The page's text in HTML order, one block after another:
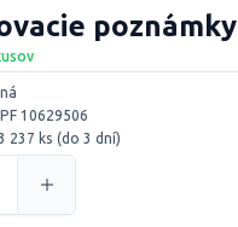
poznámky
PF 10629506
237 ks (do 3 dní)